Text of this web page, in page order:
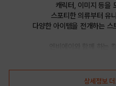
캐릭터, 이미지 등을
스포티한 의류부터 유
다양한 아이템을 전개하는
상세정보 더